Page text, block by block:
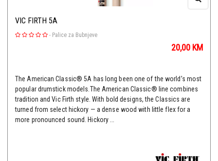
VIC FIRTH 5A
- Palice za Bubnjeve
20,00 KM
The American Classic® 5A has long been one of the world’s most
popular drumstick models.The American Classic® line combines
tradition and Vic Firth style. With bold designs, the Classics are
turned from select hickory — a dense wood with little flex for a
more pronounced sound. Hickory ...